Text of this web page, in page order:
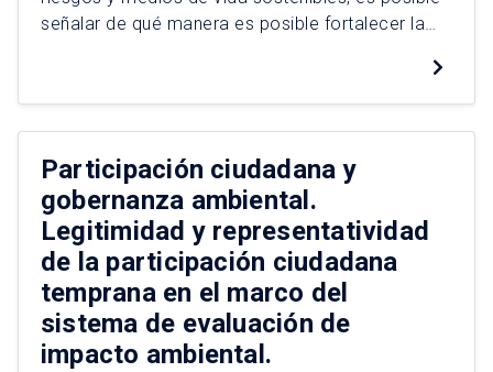
señalar de qué manera es posible fortalecer la
socioculturales, históricas y territoriales. A través
de casos de estudio en la macrozona Norte
Chico, se identifican estrategias que se enmarcan
en categorías como […]
Participación ciudadana y
gobernanza ambiental.
Legitimidad y representatividad
de la participación ciudadana
temprana en el marco del
sistema de evaluación de
impacto ambiental.